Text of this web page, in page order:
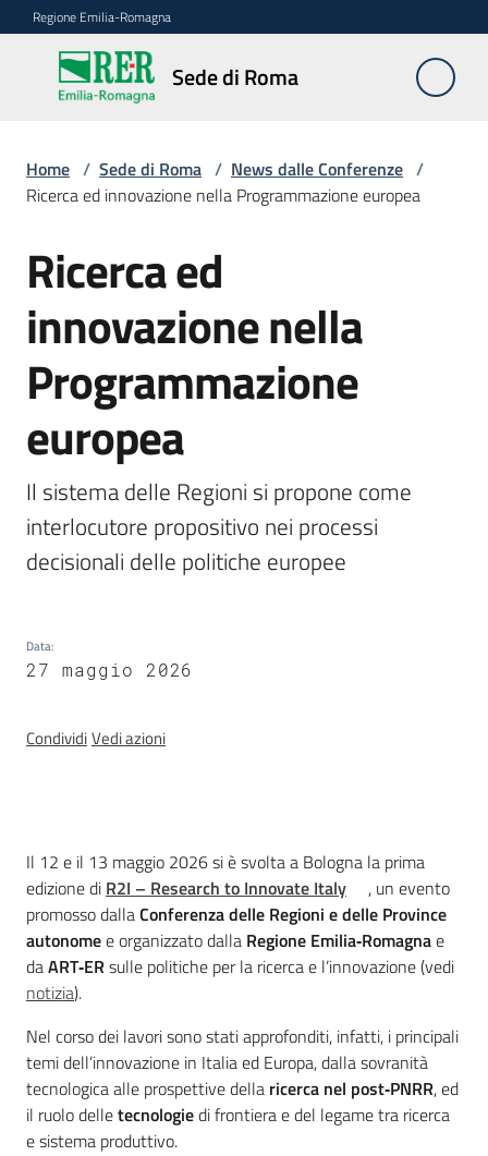
Vai al contenuto
Vai alla navigazione
Vai al footer
Regione Emilia-Romagna
Sede di Roma
Sede
di
Servizi
della
Sede
interistituzionali
Temi
Seguici
su
Regione
Emilia-
Romagna
Home / Sede di Roma / News dalle Conferenze /
Ricerca ed innovazione nella Programmazione europea
Salta al contenuto
Ricerca ed
innovazione nella
Programmazione
europea
Il sistema delle Regioni si propone come
interlocutore propositivo nei processi
decisionali delle politiche europee
Data:
27 maggio 2026
CondividiVedi azioni
Introduzione
Il 12 e il 13 maggio 2026 si è svolta a Bologna la prima
edizione di R2I – Research to Innovate Italy
, un evento
promosso dallaConferenza delle Regioni e delle Province
autonomee organizzato dalla Regione Emilia‑Romagnae
daART‑ERsulle politiche per la ricerca e l’innovazione (vedi
notizia).
Nel corso dei lavori sono stati approfonditi, infatti, i principali
temi dell’innovazione in Italia ed Europa, dalla sovranità
tecnologica alle prospettive della ricerca nel post‑PNRR, ed
il ruolo delletecnologiedi frontiera e del legame tra ricerca
e sistema produttivo.